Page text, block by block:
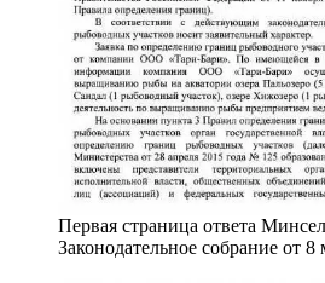
Первая страница ответа
Законодательное собрание от 8